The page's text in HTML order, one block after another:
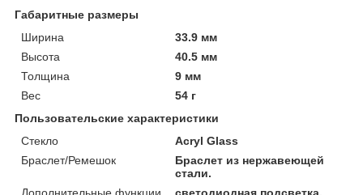
Габаритные размеры
Ширина
33.9 мм
Высота
40.5 мм
Толщина
9 мм
Вес
54 г
Пользовательские характеристики
Стекло
Acryl Glass
Браслет/Ремешок
Браслет из нержавеющей
стали.
Дополнительные функции
светодиодная подсветка,